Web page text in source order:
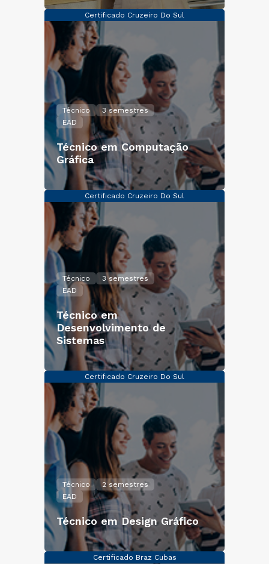
Certificado Cruzeiro Do Sul
Técnico
3 semestres
EAD
Técnico em Computação
Gráfica
Certificado Cruzeiro Do Sul
Técnico
3 semestres
EAD
Técnico em
Desenvolvimento de
Sistemas
Certificado Cruzeiro Do Sul
Técnico
2 semestres
EAD
Técnico em Design Gráfico
Certificado Braz Cubas